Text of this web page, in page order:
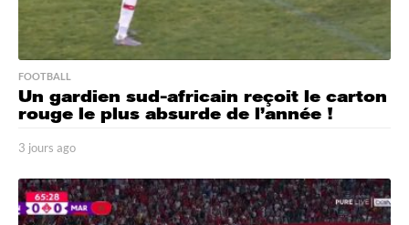
FOOTBALL
Un gardien sud-africain reçoit le carton
rouge le plus absurde de l’année !
3 jours ago
o
u
r